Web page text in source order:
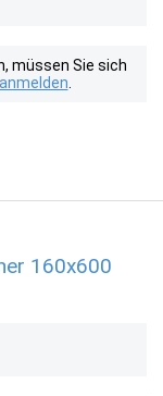
müssen Sie sich
160x600